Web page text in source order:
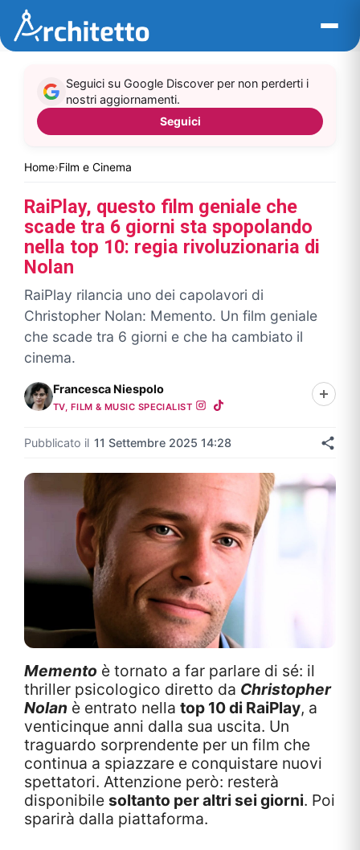
contenuto
Home›Film e Cinema
Seguici su Google Discover per non perderti i
nostri aggiornamenti.
Seguici
RaiPlay, questo film geniale che
scade tra 6 giorni sta spopolando
nella top 10: regia rivoluzionaria di
Nolan
RaiPlay rilancia uno dei capolavori di
Christopher Nolan: Memento. Un film geniale
che scade tra 6 giorni e che ha cambiato il
cinema.
Francesca Niespolo
TV, FILM & MUSIC SPECIALIST
Pubblicato il 11 Settembre 2025 14:28
Memento è tornato a far parlare di sé: il
thriller psicologico diretto da Christopher
Nolan è entrato nella top 10 di RaiPlay, a
venticinque anni dalla sua uscita. Un
traguardo sorprendente per un film che
continua a spiazzare e conquistare nuovi
spettatori. Attenzione però: resterà
disponibile soltanto per altri sei giorni. Poi
sparirà dalla piattaforma.